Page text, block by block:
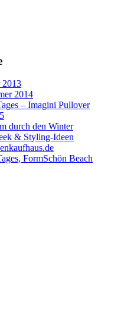
2013
2014
– Imagini Pullover
durch den Winter
& Styling-Ideen
FormSchön Beach